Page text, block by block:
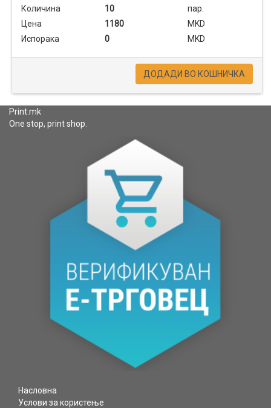
Количина 10
пар.
Цена
1180
MKD
Испорака
0 MKD
ДОДАДИ ВО КОШНИЧКА
Print.mk
One stop, print shop.
Насловна
Услови за користење